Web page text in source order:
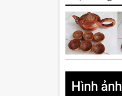
Hình ảnh